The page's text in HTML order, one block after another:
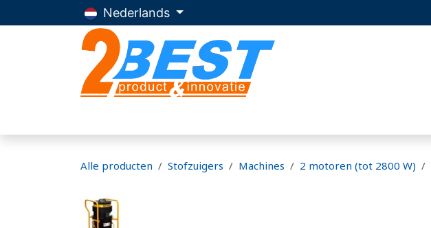
Overslaan naar inhoudNederlands
Alle producten Stofzuigers Machines 2 motoren (tot 2800 W)